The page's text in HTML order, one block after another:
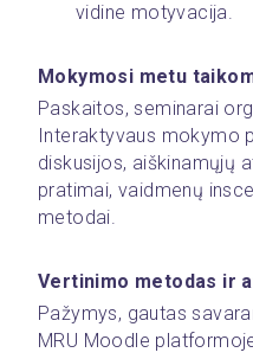
vidine motyvacija.
Mokymosi metu
Paskaitos, seminarai
Interaktyvaus mokymo
diskusijos, aiškinamųjų
pratimai, vaidmenų
metodai.
Vertinimo metodas ir
Pažymys, gautas
MRU Moodle